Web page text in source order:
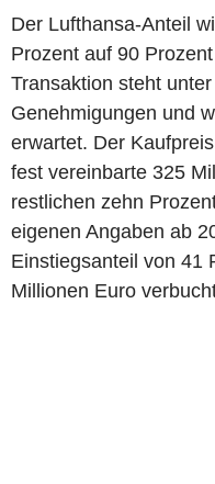
Der Lufthansa-Anteil
Prozent auf 90
Transaktion steht
Genehmigungen und
erwartet. Der
fest vereinbarte 325
restlichen zehn
eigenen Angaben ab
Einstiegsanteil von 41
Millionen Euro